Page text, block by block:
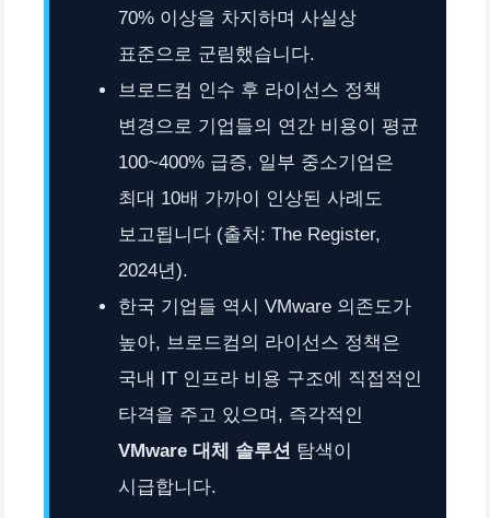
70% 이상을 차지하며 사실상
표준으로 군림했습니다.
브로드컴 인수 후 라이선스 정책
변경으로 기업들의 연간 비용이 평균
100~400% 급증, 일부 중소기업은
최대 10배 가까이 인상된 사례도
보고됩니다 (출처: The Register,
2024년).
한국 기업들 역시 VMware 의존도가
높아, 브로드컴의 라이선스 정책은
국내 IT 인프라 비용 구조에 직접적인
타격을 주고 있으며, 즉각적인
VMware 대체 솔루션 탐색이
시급합니다.